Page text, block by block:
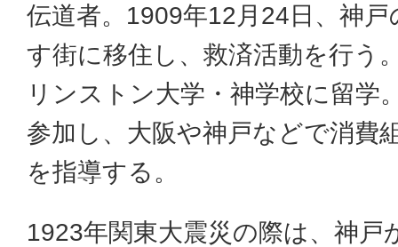
伝道者。1909年12月24日、神
す街に移住し、救済活動を行う
リンストン大学・神学校に留学
参加し、大阪や神戸などで消費
を指導する。
1923年関東大震災の際は、神戸